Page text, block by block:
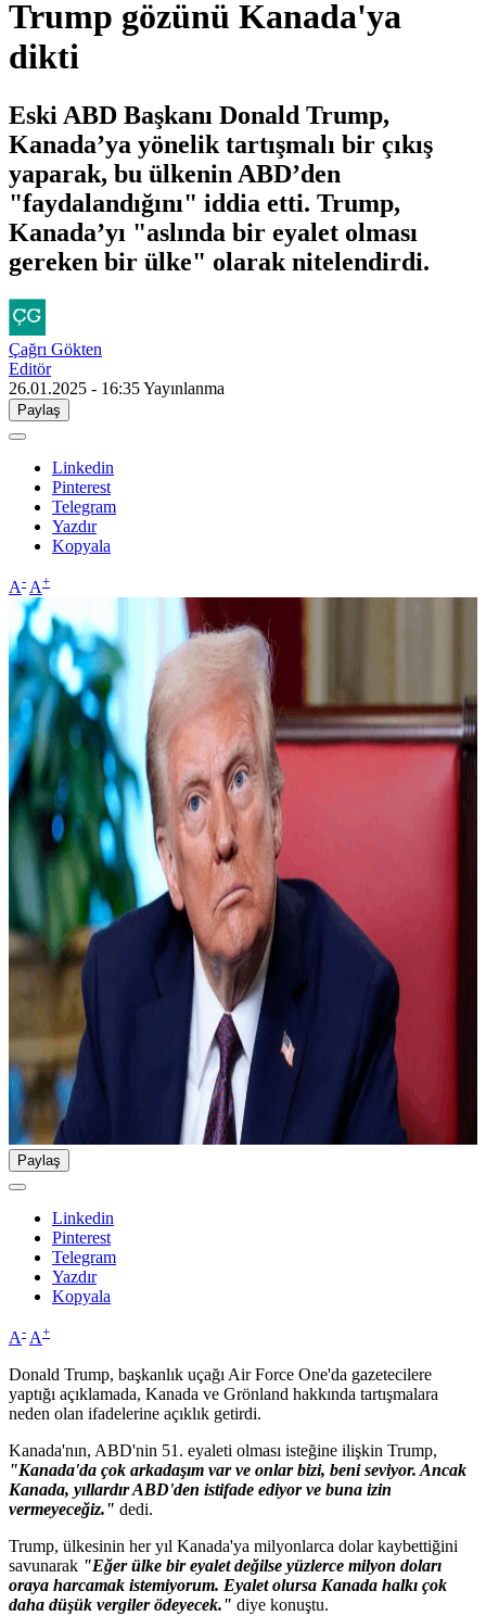
Trump gözünü Kanada'ya
dikti
Eski ABD Başkanı Donald Trump,
Kanada’ya yönelik tartışmalı bir çıkış
yaparak, bu ülkenin ABD’den
"faydalandığını" iddia etti. Trump,
Kanada’yı "aslında bir eyalet olması
gereken bir ülke" olarak nitelendirdi.
Çağrı Gökten
Editör
26.01.2025 - 16:35Yayınlanma
Paylaş
Linkedin
Pinterest
Telegram
Yazdır
Kopyala
A- A+
Paylaş
Linkedin
Pinterest
Telegram
Yazdır
Kopyala
A- A+
Donald Trump, başkanlık uçağı Air Force One'da gazetecilere
yaptığı açıklamada, Kanada ve Grönland hakkında tartışmalara
neden olan ifadelerine açıklık getirdi.
Kanada'nın, ABD'nin 51. eyaleti olması isteğine ilişkin Trump,
"Kanada'da çok arkadaşım var ve onlar bizi, beni seviyor. Ancak
Kanada, yıllardır ABD'den istifade ediyor ve buna izin
vermeyeceğiz." dedi.
Trump, ülkesinin her yıl Kanada'ya milyonlarca dolar kaybettiğini
savunarak "Eğer ülke bir eyalet değilse yüzlerce milyon doları
oraya harcamak istemiyorum. Eyalet olursa Kanada halkı çok
daha düşük vergiler ödeyecek." diye konuştu.